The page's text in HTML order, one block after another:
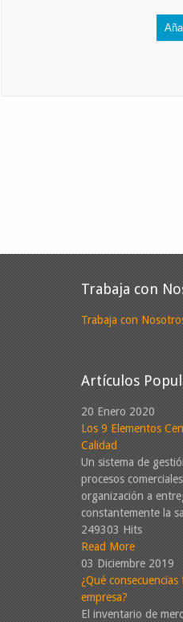
Trabaja con
Trabaja con
Artículos
20 Enero 2020
Los 9 Elementos
Calidad
Un sistema de
procesos
organización a
constantemente la
249303 Hits
Read More
03 Diciembre 2019
¿Qué
empresa?
El inventario de